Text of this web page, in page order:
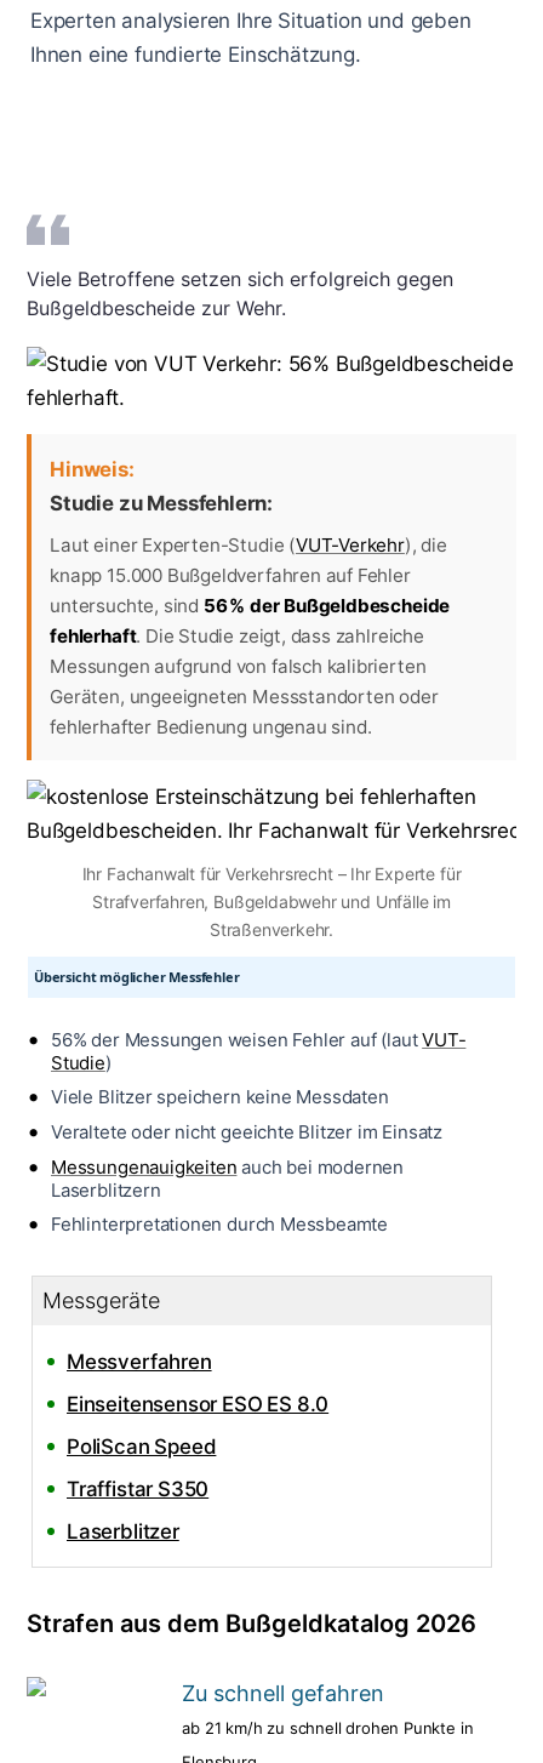
Experten analysieren Ihre Situation und geben
Ihnen eine fundierte Einschätzung.
Viele Betroffene setzen sich erfolgreich gegen
Bußgeldbescheide zur Wehr.
Hinweis:
Studie zu Messfehlern:
Laut einer Experten-Studie (VUT-Verkehr), die
knapp 15.000 Bußgeldverfahren auf Fehler
untersuchte, sind 56 % der Bußgeldbescheide
fehlerhaft. Die Studie zeigt, dass zahlreiche
Messungen aufgrund von falsch kalibrierten
Geräten, ungeeigneten Messstandorten oder
fehlerhafter Bedienung ungenau sind.
Ihr Fachanwalt für Verkehrsrecht – Ihr Experte für
Strafverfahren, Bußgeldabwehr und Unfälle im
Straßenverkehr.
Übersicht möglicher Messfehler
56% der Messungen weisen Fehler auf (lautVUT-
Studie)
Viele Blitzer speichern keine Messdaten
Veraltete oder nicht geeichte Blitzer im Einsatz
Messungenauigkeiten auch bei modernen
Laserblitzern
Fehlinterpretationen durch Messbeamte
Messgeräte
Messverfahren
Einseitensensor ESO ES 8.0
PoliScan Speed
Traffistar S350
Laserblitzer
Strafen aus dem Bußgeldkatalog 2026
Zu schnell gefahren
ab 21 km/h zu schnell drohen Punkte in